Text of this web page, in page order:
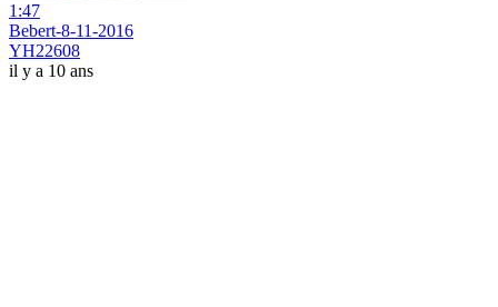
1:47
Bebert-8-11-2016
YH22608
il y a 10 ans